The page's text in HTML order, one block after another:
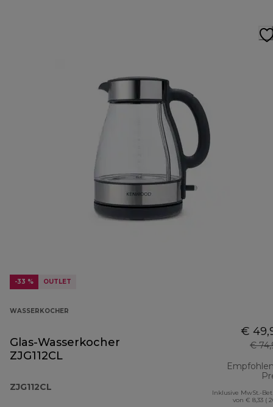
-33 % OUTLET
WASSERKOCHER
Glas-Wasserkocher
ZJG112CL
ZJG112CL
€
€
Inklusive MwSt.-
von € 8,33 (